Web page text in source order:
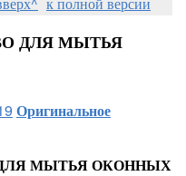
ДЛЯ МЫТЬЯ
Оригинальное
МЫТЬЯ ОКОННЫХ